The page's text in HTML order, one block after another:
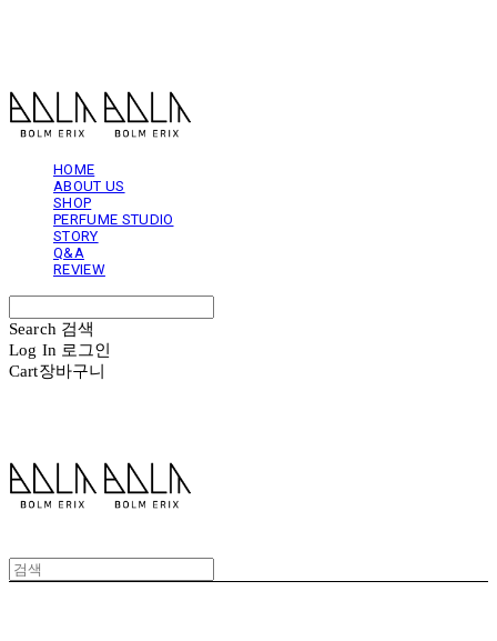
HOME
ABOUT US
SHOP
PERFUME STUDIO
STORY
Q&A
REVIEW
Search 검색
Log In 로그인
Cart장바구니